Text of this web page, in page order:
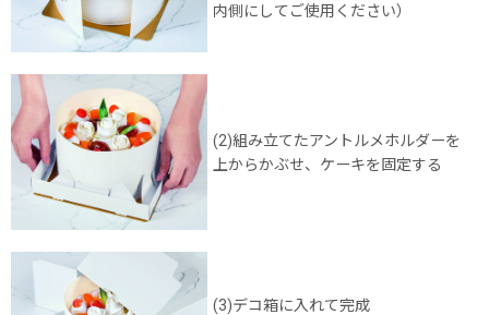
内側にしてご使用ください）
(2)組み立てたアントルメホルダーを
上からかぶせ、ケーキを固定する
(3)デコ箱に入れて完成